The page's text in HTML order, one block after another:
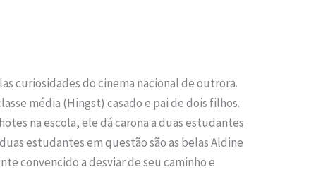
curiosidades do cinema nacional de outrora.
média (Hingst) casado e pai de dois filhos.
na escola, ele dá carona a duas estudantes
estudantes em questão são as belas Aldine
convencido a desviar de seu caminho e